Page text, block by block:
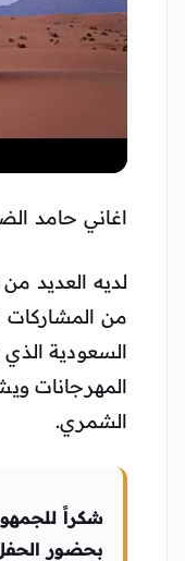
اغاني حامد
لديه العديد من
من المشاركات
السعودية
المهرجانات
الشمري.
شكراً
بحضور